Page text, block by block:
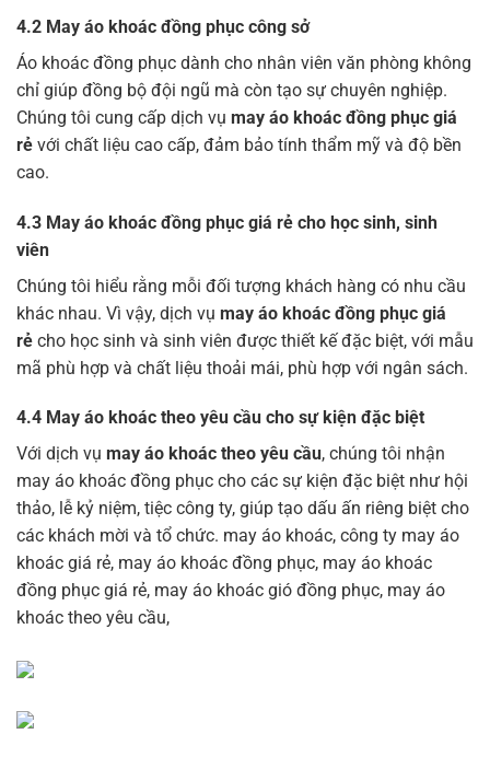
4.2 May áo khoác đồng phục công sở
Áo khoác đồng phục dành cho nhân viên văn phòng không
chỉ giúp đồng bộ đội ngũ mà còn tạo sự chuyên nghiệp.
Chúng tôi cung cấp dịch vụ may áo khoác đồng phục giá
rẻ với chất liệu cao cấp, đảm bảo tính thẩm mỹ và độ bền
cao.
4.3 May áo khoác đồng phục giá rẻ cho học sinh, sinh
viên
Chúng tôi hiểu rằng mỗi đối tượng khách hàng có nhu cầu
khác nhau. Vì vậy, dịch vụ may áo khoác đồng phục giá
rẻ cho học sinh và sinh viên được thiết kế đặc biệt, với mẫu
mã phù hợp và chất liệu thoải mái, phù hợp với ngân sách.
4.4 May áo khoác theo yêu cầu cho sự kiện đặc biệt
Với dịch vụ may áo khoác theo yêu cầu, chúng tôi nhận
may áo khoác đồng phục cho các sự kiện đặc biệt như hội
thảo, lễ kỷ niệm, tiệc công ty, giúp tạo dấu ấn riêng biệt cho
các khách mời và tổ chức. may áo khoác, công ty may áo
khoác giá rẻ, may áo khoác đồng phục, may áo khoác
đồng phục giá rẻ, may áo khoác gió đồng phục, may áo
khoác theo yêu cầu,